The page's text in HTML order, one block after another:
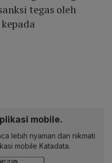
tegas oleh
mobile.
lebih nyaman dan nikmati
mobile Katadata.